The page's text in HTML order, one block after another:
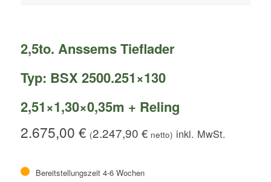
2,5to. Anssems Tieflader
Typ: BSX 2500.251×130
2,51×1,30×0,35m + Reling
2.675,00€ (2.247,90€ netto)
Bereitstellungszeit 4-6 Wochen